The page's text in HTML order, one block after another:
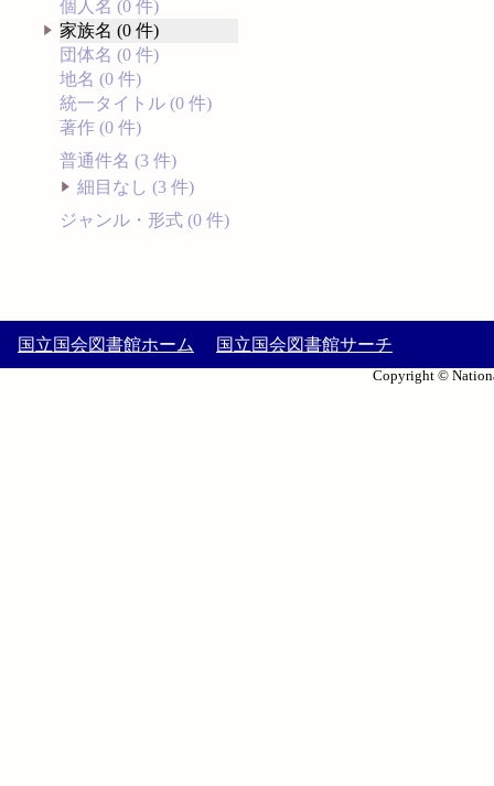
個人名 (0 件)
家族名 (0 件)
団体名 (0 件)
地名 (0 件)
統一タイトル (0 件)
著作 (0 件)
普通件名 (3 件)
細目なし (3 件)
ジャンル・形式 (0 件)
国立国会図書館ホーム 国立国会図書館サーチ
Copyright ©